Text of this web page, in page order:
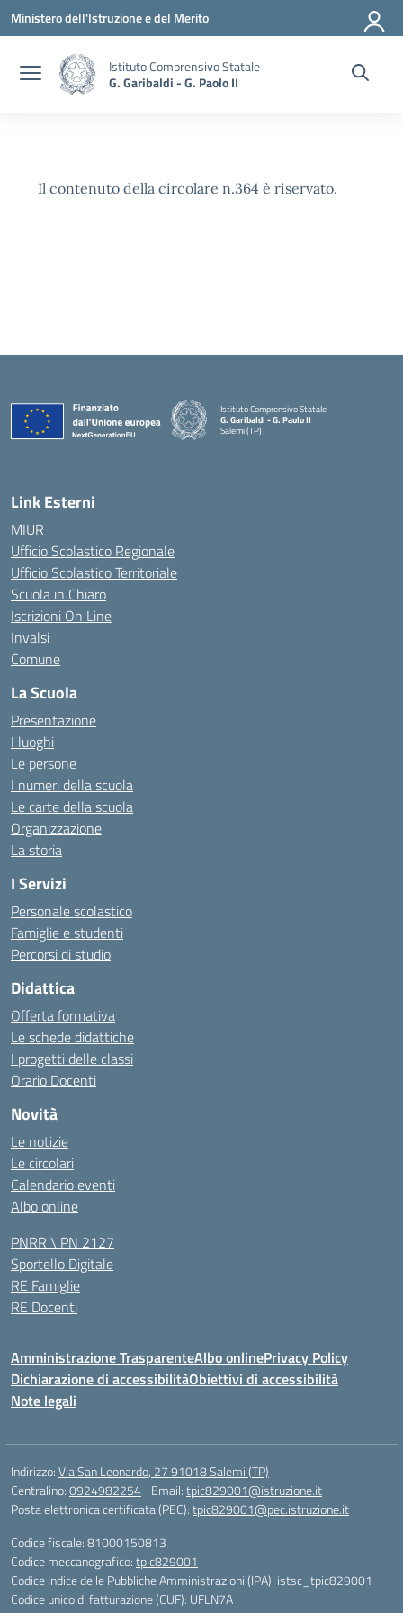
Vai ai contenuti
Vai al menu di navigazione
Vai al footer
Ministero dell'Istruzione e del Merito
Istituto Comprensivo Statale
G. Garibaldi - G. Paolo II
Il contenuto della circolare n.364 è riservato.
Istituto Comprensivo Statale
G. Garibaldi - G. Paolo II
Salemi (TP)
Link Esterni
MIUR
Ufficio Scolastico Regionale
Ufficio Scolastico Territoriale
Scuola in Chiaro
Iscrizioni On Line
Invalsi
Comune
La Scuola
Presentazione
I luoghi
Le persone
I numeri della scuola
Le carte della scuola
Organizzazione
La storia
I Servizi
Personale scolastico
Famiglie e studenti
Percorsi di studio
Didattica
Offerta formativa
Le schede didattiche
I progetti delle classi
Orario Docenti
Novità
Le notizie
Le circolari
Calendario eventi
Albo online
PNRR \ PN 2127
Sportello Digitale
RE Famiglie
RE Docenti
Amministrazione TrasparenteAlbo onlinePrivacy Policy
Dichiarazione di accessibilitàObiettivi di accessibilità
Note legali
Indirizzo:Via San Leonardo, 27 91018 Salemi (TP)
Centralino:0924982254 Email:tpic829001@istruzione.it
Posta elettronica certificata (PEC):tpic829001@pec.istruzione.it
Codice fiscale: 81000150813
Codice meccanografico:tpic829001
Codice Indice delle Pubbliche Amministrazioni (IPA): istsc_tpic829001
Codice unico di fatturazione (CUF): UFLN7A